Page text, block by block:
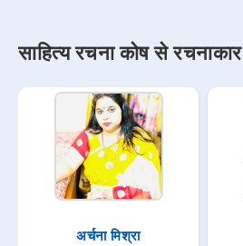
साहित्य रचना कोष से रचनाकार
अर्चना मिश्रा